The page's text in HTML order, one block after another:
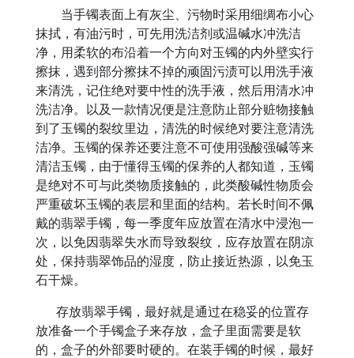
当手镯表面上有灰尘、污物时采用细绸布小心
抹拭，有油污时，可先用洗洁剂或温碱水冲洗洁
净，用柔软的布沿着一个方向对玉镯的内外壁实行
擦抹，遇到部分擦抹不掉的顽固污渍可以用洗手液
来清洗，记住绝对要中性的洗手液，然后用清水冲
洗洁净。以及一款情况便是注意防止部分赃物接触
到了玉镯的裂纹里边，清洗的时候绝对要注意清洗
洁净。玉镯的保养还要注意不可使用强酸强碱等来
清洁玉镯，由于懂得玉镯的保养的人都知道，玉镯
是绝对不可与此类物质接触的，此类酸碱性物质会
严重破坏玉镯的表层和里面的结构。若长时间不佩
戴的翡翠手镯，每一季度年应放置在清水中浸泡一
次，以免因翡翠失水而导致裂纹，应存放置在阴凉
处，保持翡翠饰品的湿度，防止接近热源，以免玉
石干燥。
存放翡翠手镯，最好就是通过在稳妥的位置存
放准备一个手镯盒子来存放，盒子里面需要是软
的，盒子的外部要时硬的。在装手镯的时候，最好